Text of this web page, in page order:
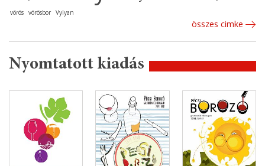
vörös vörösbor Vylyan
összes cimke
Nyomtatott kiadás